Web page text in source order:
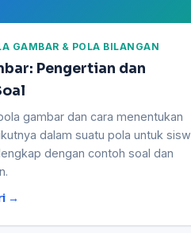
GAMBAR & POLA BILANGAN
Pengertian dan
gambar dan cara menentukan
dalam suatu pola untuk
dengan contoh soal dan
→